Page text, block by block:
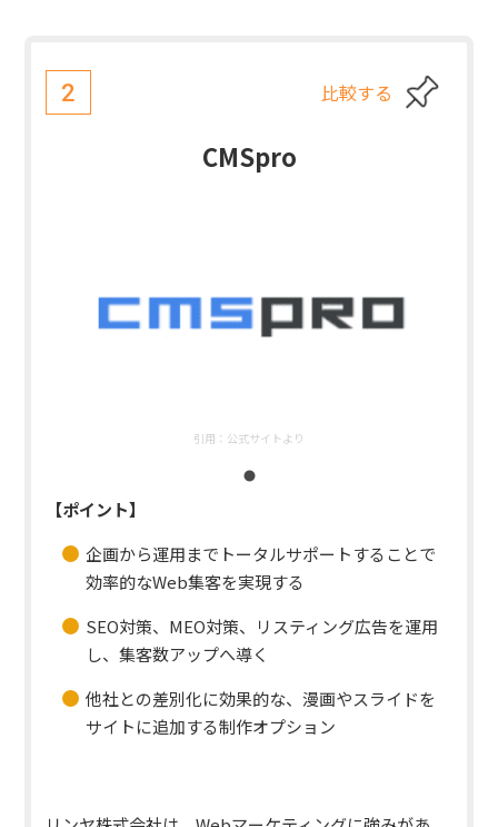
2 比較する
CMSpro
引用： 公式サイトより
【ポイント】
企画から運用までトータルサポートすることで
効率的なWeb集客を実現する
SEO対策、MEO対策、リスティング広告を運用
し、集客数アップへ導く
他社との差別化に効果的な、漫画やスライドを
サイトに追加する制作オプション